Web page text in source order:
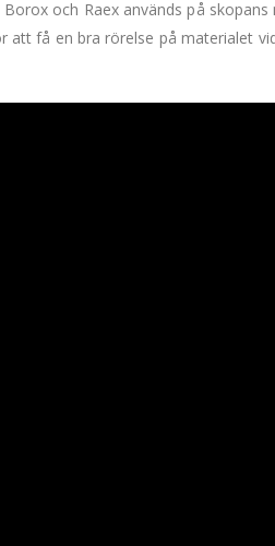
och Raex används på
att få en bra rörelse på materialet